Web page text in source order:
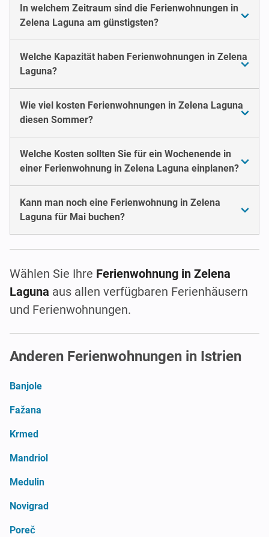
In welchem Zeitraum sind die Ferienwohnungen in
Zelena Laguna am günstigsten?
Welche Kapazität haben Ferienwohnungen in Zelena
Laguna?
Wie viel kosten Ferienwohnungen in Zelena Laguna
diesen Sommer?
Welche Kosten sollten Sie für ein Wochenende in
einer Ferienwohnung in Zelena Laguna einplanen?
Kann man noch eine Ferienwohnung in Zelena
Laguna für Mai buchen?
Wählen Sie Ihre Ferienwohnung in Zelena
Laguna aus allen verfügbaren Ferienhäusern
und Ferienwohnungen.
Anderen Ferienwohnungen in Istrien
Banjole
Fažana
Krmed
Mandriol
Medulin
Novigrad
Poreč